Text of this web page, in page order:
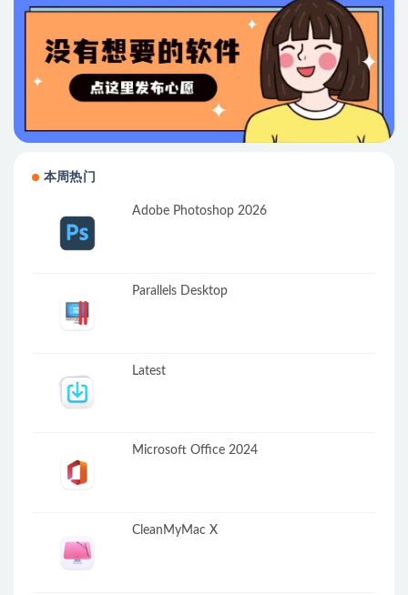
本周热门
Adobe Photoshop 2026
Parallels Desktop
Latest
Microsoft Office 2024
CleanMyMac X